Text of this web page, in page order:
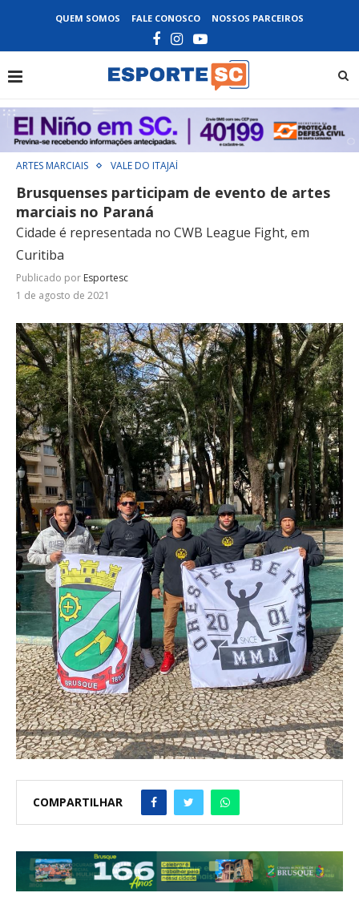
QUEM SOMOS FALE CONOSCO NOSSOS PARCEIROS
ARTES MARCIAIS VALE DO ITAJAÍ
Brusquenses participam de evento de artes
marciais no Paraná
Cidade é representada no CWB League Fight, em
Curitiba
Publicado por Esportesc
1 de agosto de 2021
COMPARTILHAR